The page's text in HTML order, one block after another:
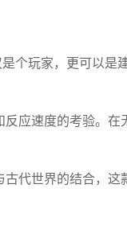
个玩家，更可以
应速度的考验。
代世界的结合，这